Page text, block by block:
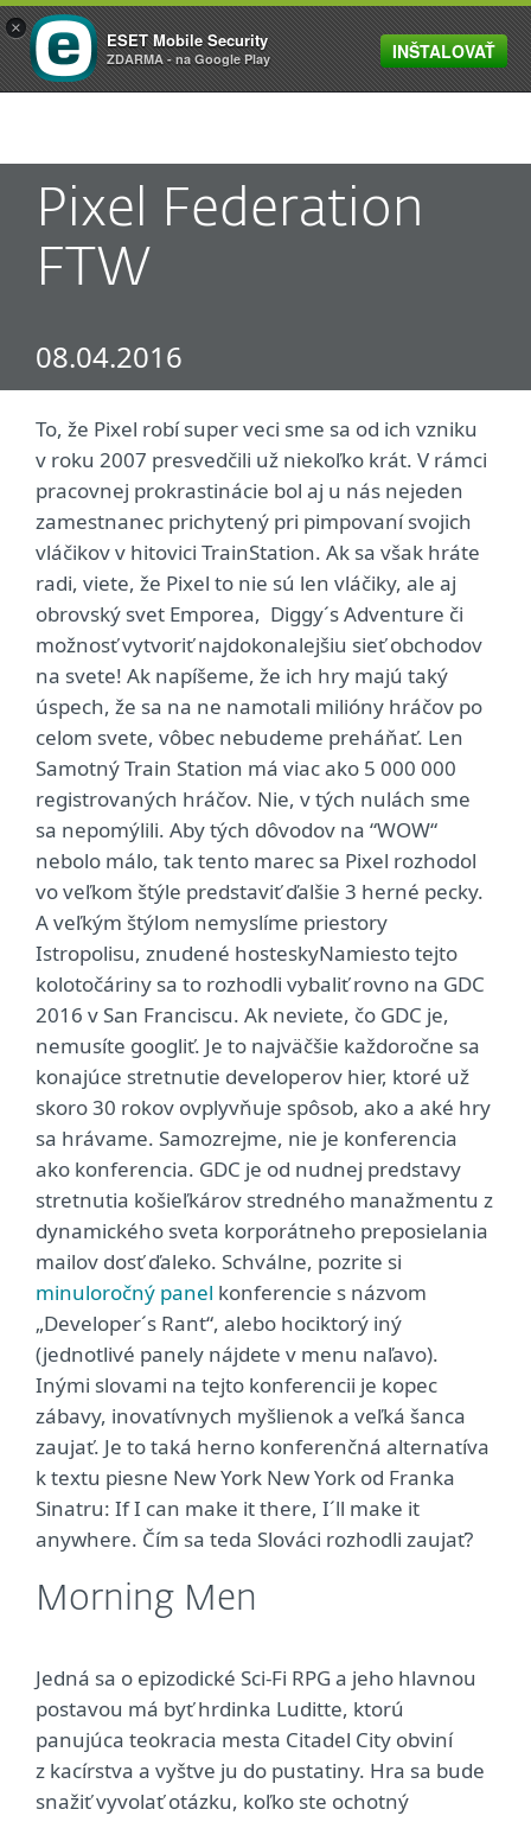
MENU
Pixel Federation
FTW
08.04.2016
To, že Pixel robí super veci sme sa od ich vzniku
v roku 2007 presvedčili už niekoľko krát. V rámci
pracovnej prokrastinácie bol aj u nás nejeden
zamestnanec prichytený pri pimpovaní svojich
vláčikov v hitovici TrainStation. Ak sa však hráte
radi, viete, že Pixel to nie sú len vláčiky, ale aj
obrovský svet Emporea, Diggy´s Adventure či
možnosť vytvoriť najdokonalejšiu sieť obchodov
na svete! Ak napíšeme, že ich hry majú taký
úspech, že sa na ne namotali milióny hráčov po
celom svete, vôbec nebudeme preháňať. Len
Samotný Train Station má viac ako 5 000 000
registrovaných hráčov. Nie, v tých nulách sme
sa nepomýlili. Aby tých dôvodov na “WOW“
nebolo málo, tak tento marec sa Pixel rozhodol
vo veľkom štýle predstaviť ďalšie 3 herné pecky.
A veľkým štýlom nemyslíme priestory
Istropolisu, znudené hosteskyNamiesto tejto
kolotočáriny sa to rozhodli vybaliť rovno na GDC
2016 v San Franciscu. Ak neviete, čo GDC je,
nemusíte googliť. Je to najväčšie každoročne sa
konajúce stretnutie developerov hier, ktoré už
skoro 30 rokov ovplyvňuje spôsob, ako a aké hry
sa hrávame. Samozrejme, nie je konferencia
ako konferencia. GDC je od nudnej predstavy
stretnutia košieľkárov stredného manažmentu z
dynamického sveta korporátneho preposielania
mailov dosť ďaleko. Schválne, pozrite si
minuloročný panel konferencie s názvom
„Developer´s Rant“, alebo hociktorý iný
(jednotlivé panely nájdete v menu naľavo).
Inými slovami na tejto konferencii je kopec
zábavy, inovatívnych myšlienok a veľká šanca
zaujať. Je to taká herno konferenčná alternatíva
k textu piesne New York New York od Franka
Sinatru: If I can make it there, I´ll make it
anywhere. Čím sa teda Slováci rozhodli zaujať?
Morning Men
Jedná sa o epizodické Sci-Fi RPG a jeho hlavnou
postavou má byť hrdinka Luditte, ktorú
panujúca teokracia mesta Citadel City obviní
z kacírstva a vyštve ju do pustatiny. Hra sa bude
snažiť vyvolať otázku, koľko ste ochotný
×
ESET Mobile Security
ZDARMA - na Google Play INŠTALOVAŤ